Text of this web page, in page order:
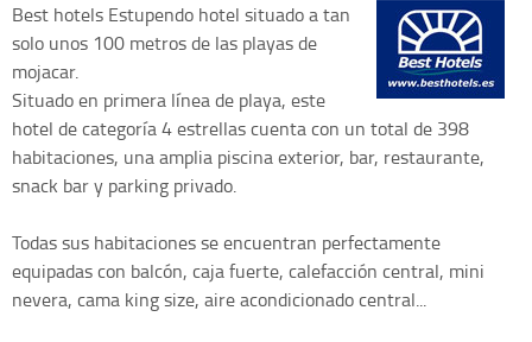
Best hotels Estupendo hotel situado a tan
solo unos 100 metros de las playas de
mojacar.
Situado en primera línea de playa, este
hotel de categoría 4 estrellas cuenta con un total de 398
habitaciones, una amplia piscina exterior, bar, restaurante,
snack bar y parking privado.
Todas sus habitaciones se encuentran perfectamente
equipadas con balcón, caja fuerte, calefacción central, mini
nevera, cama king size, aire acondicionado central...